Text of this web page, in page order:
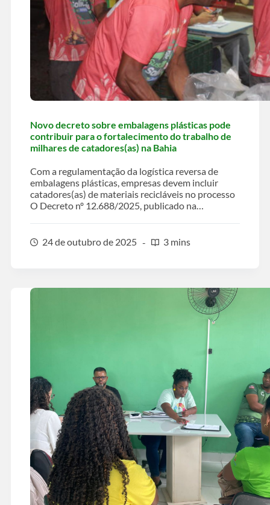
Novo decreto sobre embalagens plásticas pode
contribuir para o fortalecimento do trabalho de
milhares de catadores(as) na Bahia
Com a regulamentação da logística reversa de
embalagens plásticas, empresas devem incluir
catadores(as) de materiais recicláveis no processo
O Decreto nº 12.688/2025, publicado na…
24 de outubro de 2025 3 mins